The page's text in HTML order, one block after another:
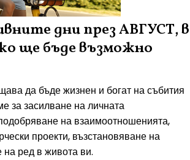
дни през АВГУСТ, в
ще бъде възможно
да бъде жизнен и богат на събития
за засилване на личната
на взаимоотношенията,
проекти, възстановяване на
ред в живота ви.